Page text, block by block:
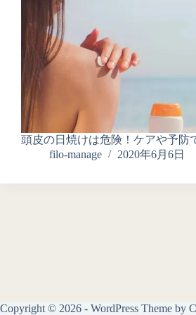
頭皮の日焼けは危険！ケアや予防
filo-manage
2020年6月6日
Copyright © 2026 - WordPress Theme by